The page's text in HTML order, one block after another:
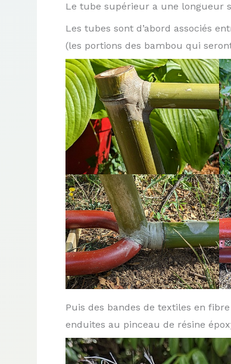
Le tube supérieur a une longueur
Les tubes sont d’abord associés
(les portions des bambou qui
Puis des bandes de textiles en
enduites au pinceau de résine